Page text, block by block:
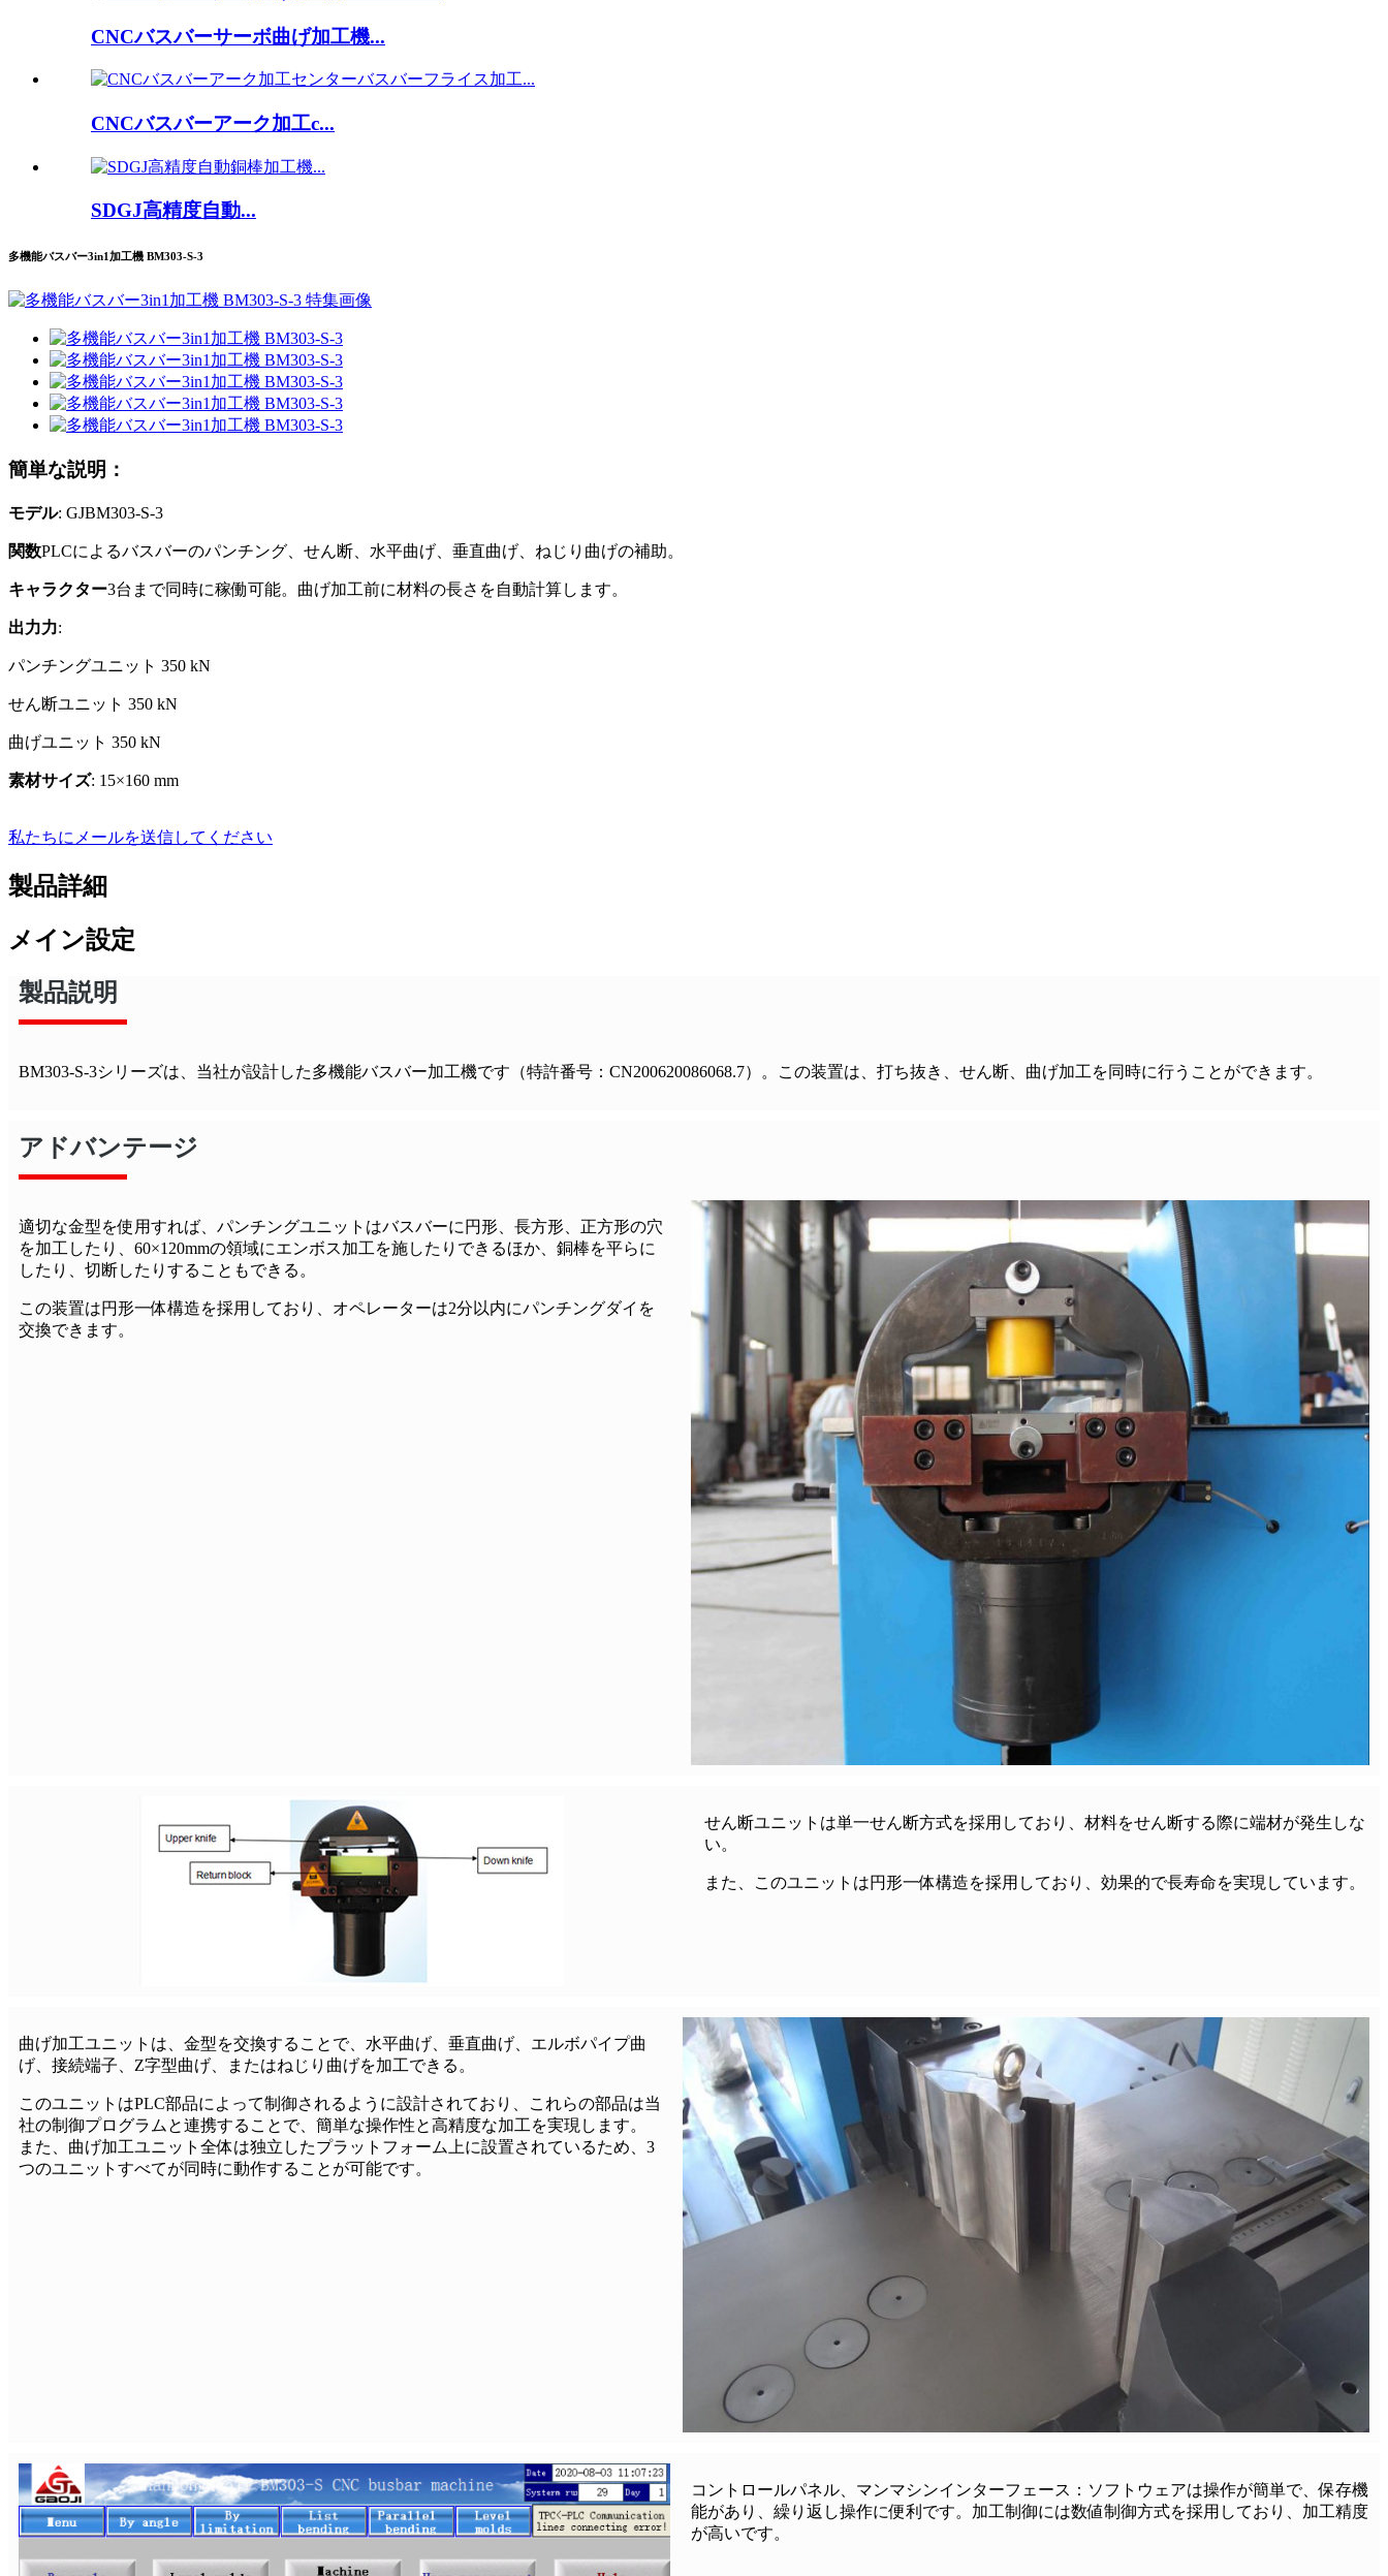
CNCバスバーサーボ曲げ加工機...
CNCバスバーアーク加工c...
SDGJ高精度自動...
多機能バスバー3in1加工機 BM303-S-3
簡単な説明：
モデル: GJBM303-S-3
関数PLCによるバスバーのパンチング、せん断、水平曲げ、垂直曲げ、ねじり曲げの補助。
キャラクター3台まで同時に稼働可能。曲げ加工前に材料の長さを自動計算します。
出力力:
パンチングユニット 350 kN
せん断ユニット 350 kN
曲げユニット 350 kN
素材サイズ: 15×160 mm
私たちにメールを送信してください
製品詳細
メイン設定
製品説明
BM303-S-3シリーズは、当社が設計した多機能バスバー加工機です（特許番号：CN200620086068.7）。この装置は、打ち抜き、せん断、曲げ加工を同時に行うことができます。
アドバンテージ
適切な金型を使用すれば、パンチングユニットはバスバーに円形、長方形、正方形の穴
を加工したり、60×120mmの領域にエンボス加工を施したりできるほか、銅棒を平らに
したり、切断したりすることもできる。
この装置は円形一体構造を採用しており、オペレーターは2分以内にパンチングダイを
交換できます。
せん断ユニットは単一せん断方式を採用しており、材料をせん断する際に端材が発生しな
い。
また、このユニットは円形一体構造を採用しており、効果的で長寿命を実現しています。
曲げ加工ユニットは、金型を交換することで、水平曲げ、垂直曲げ、エルボパイプ曲
げ、接続端子、Z字型曲げ、またはねじり曲げを加工できる。
このユニットはPLC部品によって制御されるように設計されており、これらの部品は当
社の制御プログラムと連携することで、簡単な操作性と高精度な加工を実現します。
また、曲げ加工ユニット全体は独立したプラットフォーム上に設置されているため、3
つのユニットすべてが同時に動作することが可能です。
コントロールパネル、マンマシンインターフェース：ソフトウェアは操作が簡単で、保存機
能があり、繰り返し操作に便利です。加工制御には数値制御方式を採用しており、加工精度
が高いです。